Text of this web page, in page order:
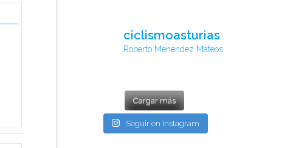
ciclismoasturias
Roberto Menéndez Mateos
Cargar más
Seguir en Instagram